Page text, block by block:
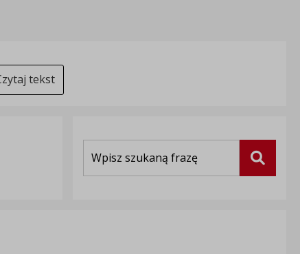
tekst
Szukaj